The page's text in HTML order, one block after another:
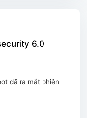
6.0
đã ra mắt phiên